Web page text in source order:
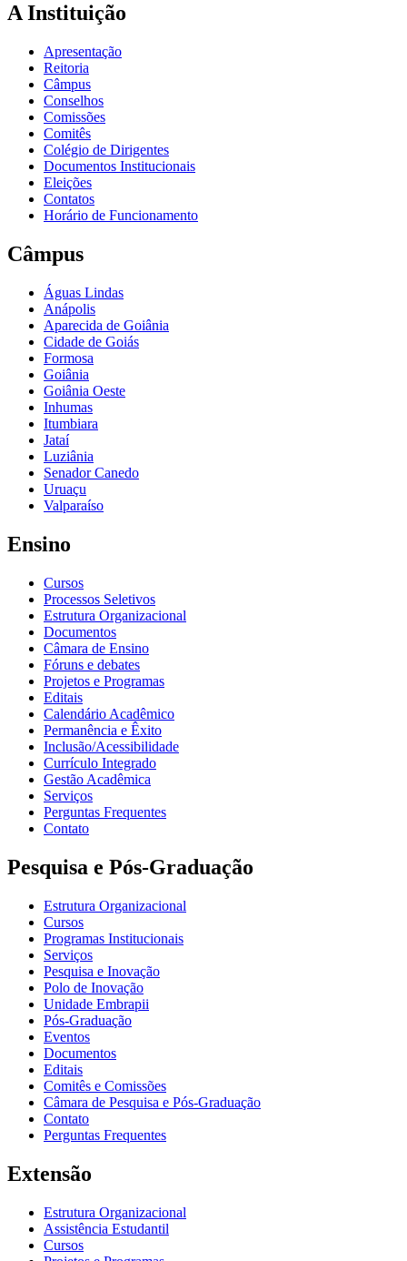
A Instituição
Apresentação
Reitoria
Câmpus
Conselhos
Comissões
Comitês
Colégio de Dirigentes
Documentos Institucionais
Eleições
Contatos
Horário de Funcionamento
Câmpus
Águas Lindas
Anápolis
Aparecida de Goiânia
Cidade de Goiás
Formosa
Goiânia
Goiânia Oeste
Inhumas
Itumbiara
Jataí
Luziânia
Senador Canedo
Uruaçu
Valparaíso
Ensino
Cursos
Processos Seletivos
Estrutura Organizacional
Documentos
Câmara de Ensino
Fóruns e debates
Projetos e Programas
Editais
Calendário Acadêmico
Permanência e Êxito
Inclusão/Acessibilidade
Currículo Integrado
Gestão Acadêmica
Serviços
Perguntas Frequentes
Contato
Pesquisa e Pós-Graduação
Estrutura Organizacional
Cursos
Programas Institucionais
Serviços
Pesquisa e Inovação
Polo de Inovação
Unidade Embrapii
Pós-Graduação
Eventos
Documentos
Editais
Comitês e Comissões
Câmara de Pesquisa e Pós-Graduação
Contato
Perguntas Frequentes
Extensão
Estrutura Organizacional
Assistência Estudantil
Cursos